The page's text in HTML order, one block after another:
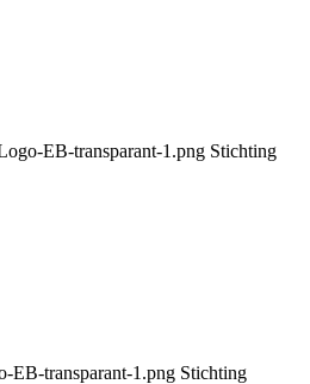
EB-transparant-1.png Stichting
EB-transparant-1.png Stichting